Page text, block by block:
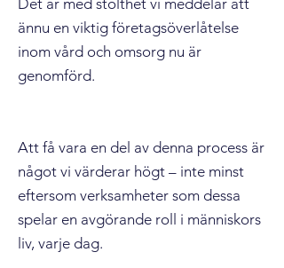
Det är med stolthet vi meddelar att
ännu en viktig företagsöverlåtelse
inom vård och omsorg nu är
genomförd.
Att få vara en del av denna process är
något vi värderar högt – inte minst
eftersom verksamheter som dessa
spelar en avgörande roll i människors
liv, varje dag.